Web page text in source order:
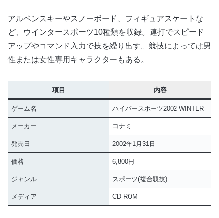
アルペンスキーやスノーボード、フィギュアスケートな
ど、ウインタースポーツ10種類を収録。連打でスピード
アップやコマンド入力で技を繰り出す。競技によっては男
性または女性専用キャラクターもある。
項目 内容
ゲーム名 ハイパースポーツ2002 WINTER
メーカー コナミ
発売日 2002年1月31日
価格 6,800円
ジャンル スポーツ(複合競技)
メディア CD-ROM